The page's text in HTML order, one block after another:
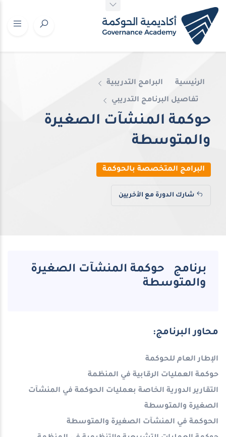
الرئيسية البرامج التدريبية
تفاصيل البرنامج التدريبي
حوكمة المنشآت الصغيرة
والمتوسطة
البرامج المتخصصة بالحوكمة
شارك الدورة مع الأخريين
برنامج حوكمة المنشآت الصغيرة
والمتوسطة
محاور البرنامج:
الإطار العام للحوكمة
حوكمة العمليات الرقابية في المنظمة
التقارير الدورية الخاصة بعمليات الحوكمة في المنشآت
الصغيرة والمتوسطة
الحوكمة في المنشآت الصغيرة والمتوسطة